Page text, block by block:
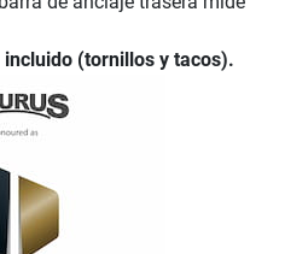
(tornillos y tacos).